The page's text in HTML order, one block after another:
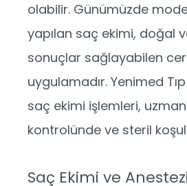
olabilir. Günümüzde
yapılan saç ekimi, doğal
sonuçlar sağlayabilen
uygulamadır. Yenimed
saç ekimi işlemleri,
kontrolünde ve steril
Saç Ekimi ve